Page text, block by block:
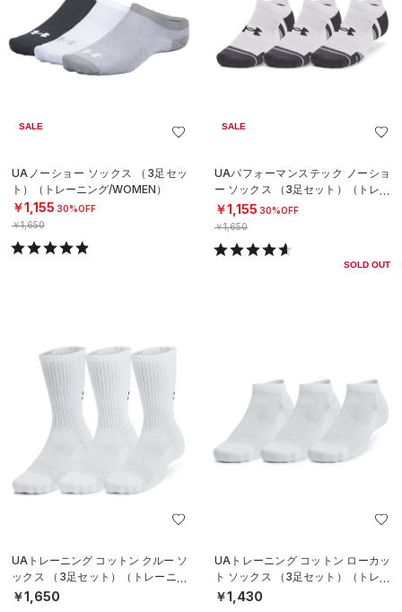
SALE
UAノーショー ソックス （3足セッ
ト）（トレーニング/WOMEN）
￥1,155 30%OFF
￥1,650
SALE
UAパフォーマンステック ノーショ
ー ソックス （3足セット）（トレー
ニング/UNISEX）
￥1,155 30%OFF
￥1,650
SOLD OUT
UAトレーニング コットン クルー ソ
ックス （3足セット）（トレーニン
グ/UNISEX）
￥1,650
UAトレーニング コットン ローカッ
ト ソックス （3足セット）（トレー
ニング/UNISEX）
￥1,430